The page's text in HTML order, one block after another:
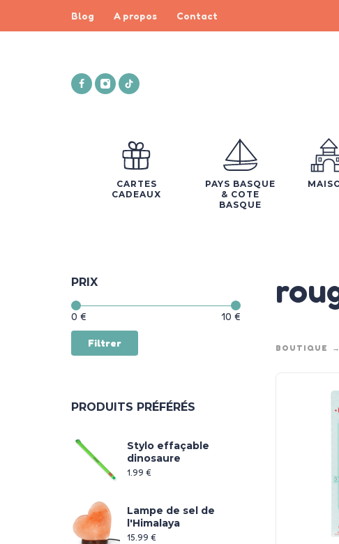
Blog A propos Contact
CARTES
CADEAUX
PAYS BASQUE
& COTE
BASQUE
PRIX
Filtrer
0 € 10 €
PRODUITS PRÉFÉRÉS
Stylo effaçable
dinosaure
1.99 €
Lampe de sel de
l'Himalaya
15.99 €
BOUTIQUE